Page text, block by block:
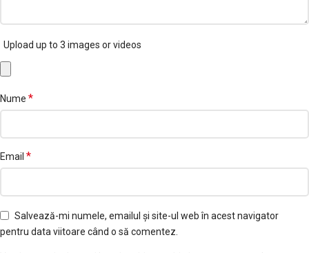
Upload up to 3 images or videos
Nume *
Email *
Salvează-mi numele, emailul și site-ul web în acest navigator
pentru data viitoare când o să comentez.